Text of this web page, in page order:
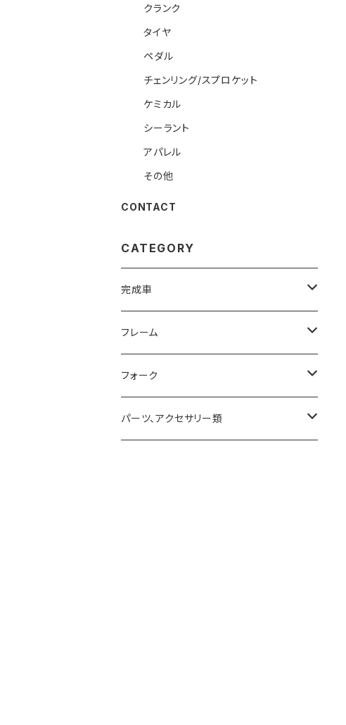
クランク
タイヤ
ペダル
チェンリング/スプロケット
ケミカル
シーラント
アパレル
その他
CONTACT
CATEGORY
完成車
ROAD
MTB
MTB完成車特別価格品
フレーム
ROADフレーム
ROADフレーム 特別価格品
フォーク
サスペンション
パーツ、アクセサリー類